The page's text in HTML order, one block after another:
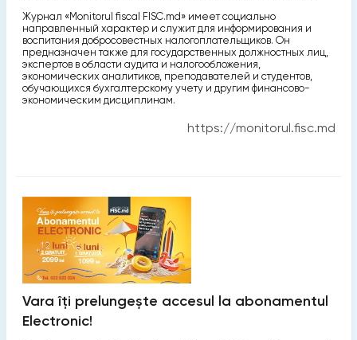
Журнал «Monitorul fiscal FISC.md» имеет социально
направленный характер и служит для информирования и
воспитания добросовестных налогоплательщиков. Он
предназначен также для государственных должностных лиц,
экспертов в области аудита и налогообложения,
экономических аналитиков, преподавателей и студентов,
обучающихся бухгалтерскому учету и другим финансово-
экономическим дисциплинам.
https://monitorul.fisc.md
Vara îți prelungește accesul la abonamentul
Electronic!